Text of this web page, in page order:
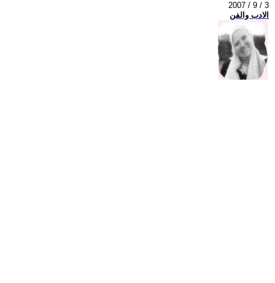
2007 / 9 / 3
الادب والفن